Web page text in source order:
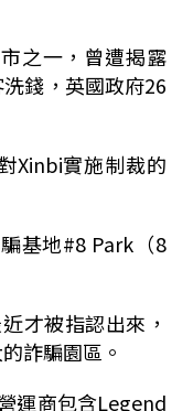
之一，曾遭揭露
錢，英國政府26
Xinbi實施制裁的
基地#8 Park（8
才被指認出來，
詐騙園區。
運商包含Legend